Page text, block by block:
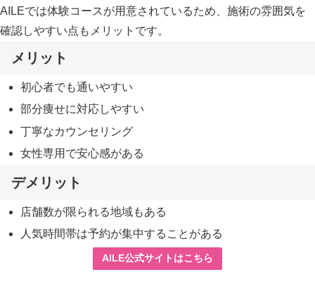
AILEでは体験コースが用意されているため、施術の雰囲気を
確認しやすい点もメリットです。
メリット
初心者でも通いやすい
部分痩せに対応しやすい
丁寧なカウンセリング
女性専用で安心感がある
デメリット
店舗数が限られる地域もある
人気時間帯は予約が集中することがある
AILE公式サイトはこちら